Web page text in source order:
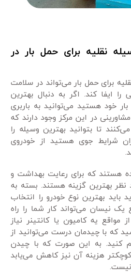
نقلیه برای حمل بار در
برای حمل بار می‌تواند در سلامت
ایفا کند. اگر به دنبال بهترین
خود هستید می‌توانید به باربری
مشاورینی در این مرکز وجود دارند که
تا بتوانید بهترین وسیله را
شرایط جوی هستید از خودروی
هستند که برای رعایت بهداشت و
نظر بهترین گزینه هستند. بسته به
باید بهترین نوع خودرو را انتخاب
یک نیسان می‌تواند کار شما را راه
مواقع یه کامیون یا کانتینر نیاز
که با چیدمان درست می‌توانید از
کنید. به این صورت که با چیدن
هزینه آن نیز کاهش می‌یابد
نیست.